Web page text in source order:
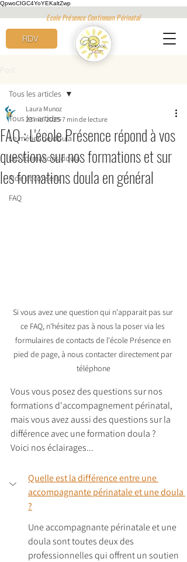
QpwoCIGC4YoYEKaltZwp
Ecole Présence Continnum Périnatal
RDV
Tous les articles
Le métier de doula
Les formations doula
Aide et conseils
FAQ
Tous les articles
FAQ : L'école Présence répond à vos
questions sur nos formations et sur
les formations doula en général
Laura Munoz
23 mai 2025 7 min de lecture
Si vous avez une question qui n'apparait pas sur
ce FAQ, n'hésitez pas à nous la poser via les
formulaires de contacts de l'école Présence en
pied de page, à nous contacter directement par
téléphone
Vous vous posez des questions sur nos
formations d'accompagnement périnatal,
mais vous avez aussi des questions sur la
différence avec une formation doula ?
Voici nos éclairages...
Quelle est la différence entre une
accompagnante périnatale et une doula
?
Une accompagnante périnatale et une
doula sont toutes deux des
professionnelles qui offrent un soutien